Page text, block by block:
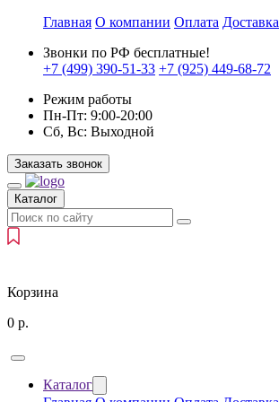
Главная О компании Оплата Доставка
Звонки по РФ бесплатные!
+7 (499) 390-51-33 +7 (925) 449-68-72
Режим работы
Пн-Пт: 9:00-20:00
Сб, Вс: Выходной
Заказать звонок
Каталог
Корзина
0 р.
Каталог